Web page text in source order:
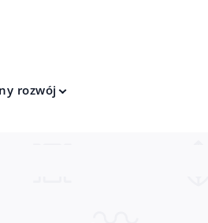
rozwój